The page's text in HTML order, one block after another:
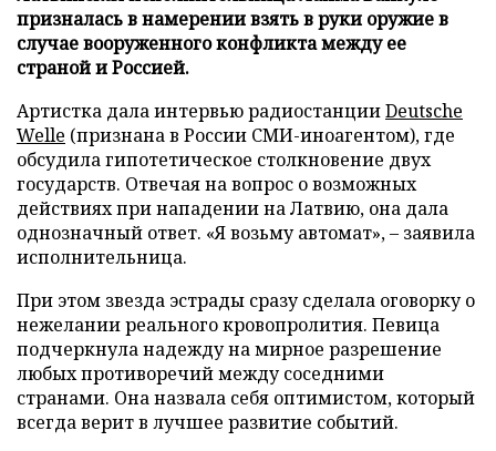
призналась в намерении взять в руки оружие в
случае вооруженного конфликта между ее
страной и Россией.
Артистка дала интервью радиостанцииDeutsche
Welle (признана в России СМИ-иноагентом), где
обсудила гипотетическое столкновение двух
государств. Отвечая на вопрос о возможных
действиях при нападении на Латвию, она дала
однозначный ответ. «Я возьму автомат», – заявила
исполнительница.
При этом звезда эстрады сразу сделала оговорку о
нежелании реального кровопролития. Певица
подчеркнула надежду на мирное разрешение
любых противоречий между соседними
странами. Она назвала себя оптимистом, который
всегда верит в лучшее развитие событий.